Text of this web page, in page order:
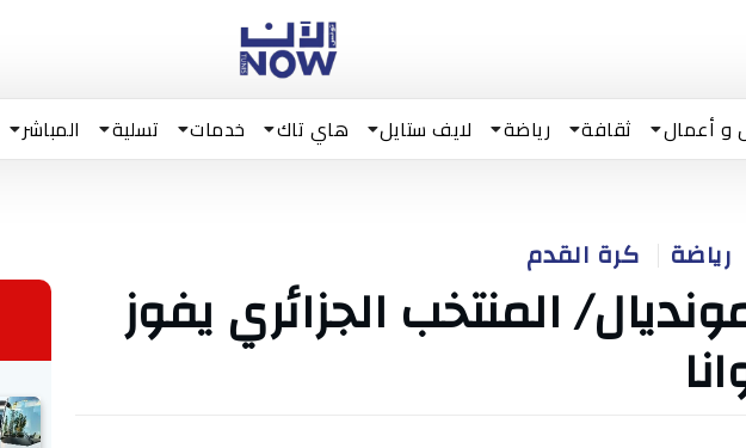
و أعمال ثقافة رياضة لايف ستايل هاي تاك خدمات تسلية المباشر
رياضة كرة القدم
المنتخب الجزائري يفوز